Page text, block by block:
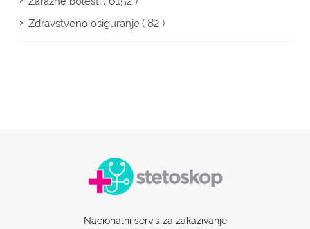
Zdravstveno osiguranje( 82 )
Nacionalni servis za zakazivanje